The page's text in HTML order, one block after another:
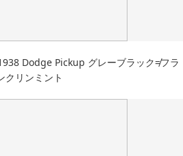
Dodge Pickup グレーブラック≠フラ
クリンミント